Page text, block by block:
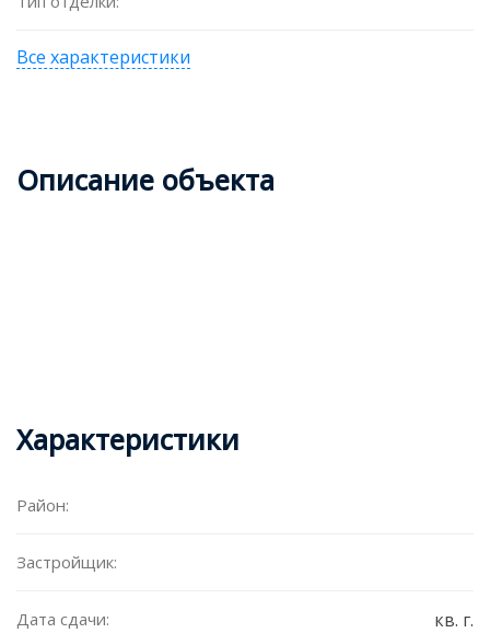
Все характеристики
Описание объекта
Характеристики
Район:
Застройщик:
Дата сдачи: кв. г.